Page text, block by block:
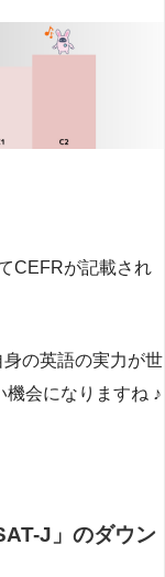
CEFRが記載され
の英語の実力が世
会になりますね ♪
J」のダウン